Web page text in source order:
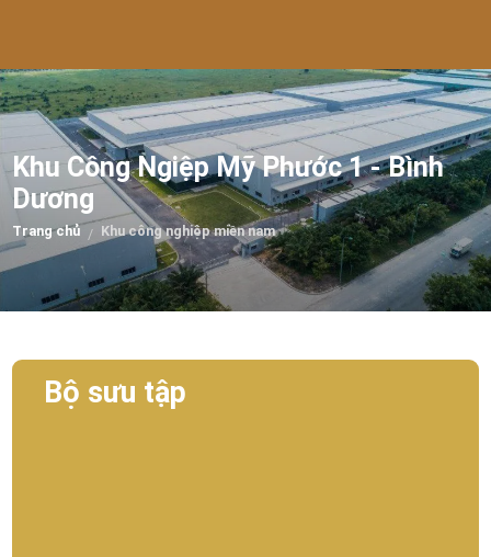
Khu Công Ngiệp Mỹ Phước 1 - Bình
Dương
Trang chủ / Khu công nghiệp miền nam
Bộ sưu tập